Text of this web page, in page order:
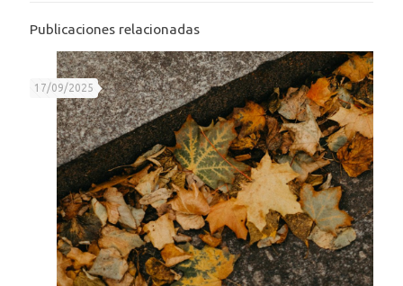
Publicaciones relacionadas
17/09/2025